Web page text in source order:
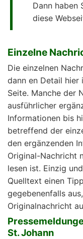
Dann haben
diese
Einzelne
Die einzelnen
dann en Detail hier
Seite. Manche der
ausführlicher
Informationen bis
betreffend der
den ergänzenden
Original-Nachricht
lesen ist. Einzig
Quelltext einen
gegebenenfalls
Originalnachricht
St. Johann